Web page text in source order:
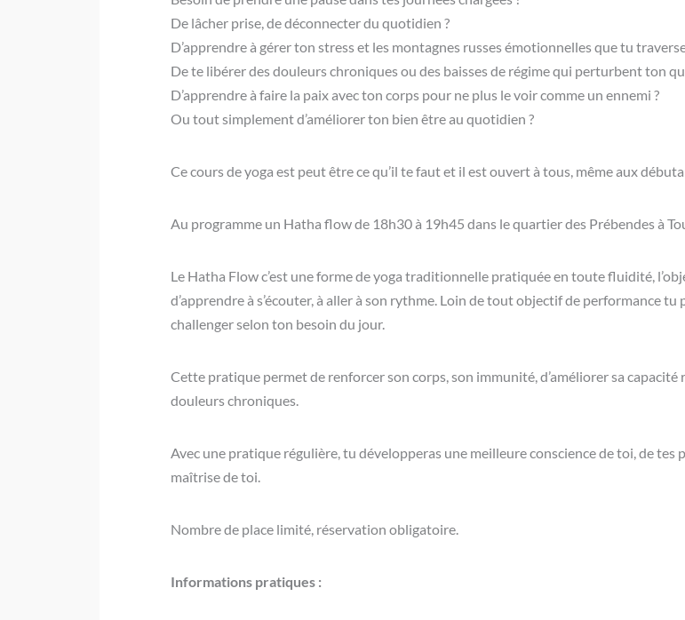
De lâcher prise, de déconnecter du quotidien ?
D’apprendre à gérer ton stress et les montagnes russes émotionnelles que tu
De te libérer des douleurs chroniques ou des baisses de régime qui perturbent ton
D’apprendre à faire la paix avec ton corps pour ne plus le voir comme un ennemi ?
Ou tout simplement d’améliorer ton bien être au quotidien ?
Ce cours de yoga est peut être ce qu’il te faut et il est ouvert à tous, même aux
Au programme un Hatha flow de 18h30 à 19h45 dans le quartier des Prébendes à
Le Hatha Flow c’est une forme de yoga traditionnelle pratiquée en toute fluidité,
d’apprendre à s’écouter, à aller à son rythme. Loin de tout objectif de performance
challenger selon ton besoin du jour.
Cette pratique permet de renforcer son corps, son immunité, d’améliorer sa
douleurs chroniques.
Avec une pratique régulière, tu développeras une meilleure conscience de toi, de tes
maîtrise de toi.
Nombre de place limité, réservation obligatoire.
Informations pratiques :